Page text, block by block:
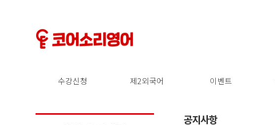
수강신청 제2외국어 이벤트
공지사항